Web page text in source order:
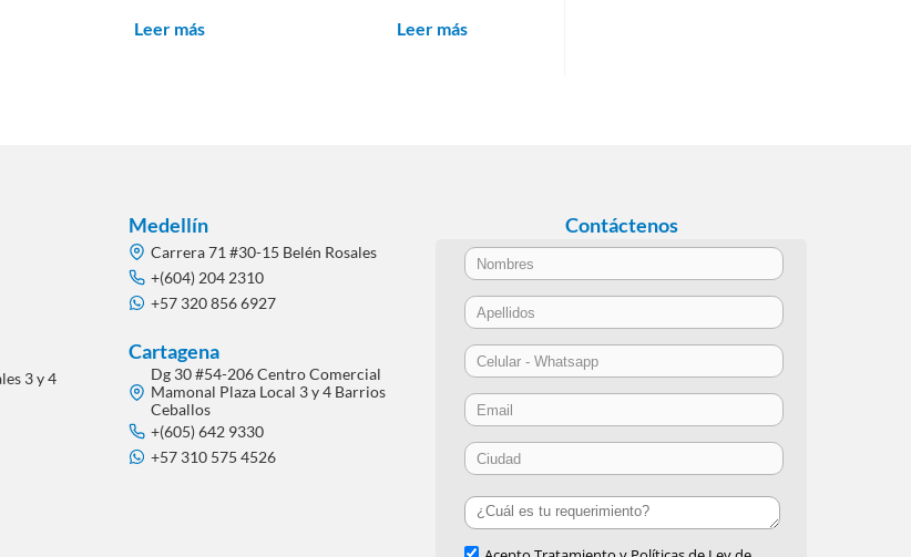
Leer más
Leer más
3 y 4
Medellín
Carrera 71 #30-15 Belén Rosales
+(604) 204 2310
+57 320 856 6927
Cartagena
Dg 30 #54-206 Centro Comercial
Mamonal Plaza Local 3 y 4 Barrios
Ceballos
+(605) 642 9330
+57 310 575 4526
Contáctenos